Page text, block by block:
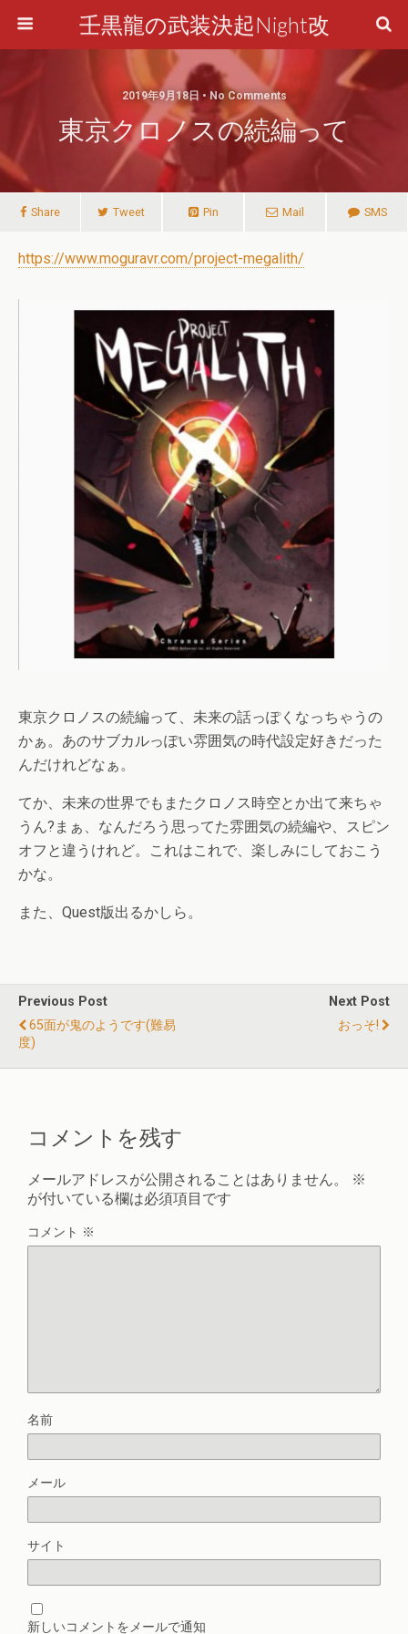
壬黒龍の武装決起Night改
2019年9月18日 • No Comments
東京クロノスの続編って
Share Tweet Pin Mail SMS
https://www.moguravr.com/project-megalith/
東京クロノスの続編って、未来の話っぽくなっちゃうの
かぁ。あのサブカルっぽい雰囲気の時代設定好きだった
んだけれどなぁ。
てか、未来の世界でもまたクロノス時空とか出て来ちゃ
うん?まぁ、なんだろう思ってた雰囲気の続編や、スピン
オフと違うけれど。これはこれで、楽しみにしておこう
かな。
また、Quest版出るかしら。
Previous Post
65面が鬼のようです(難易
度)
Next Post
おっそ!
コメントを残す
メールアドレスが公開されることはありません。
※
が付いている欄は必須項目です
コメント ※
名前
メール
サイト
新しいコメントをメールで通知